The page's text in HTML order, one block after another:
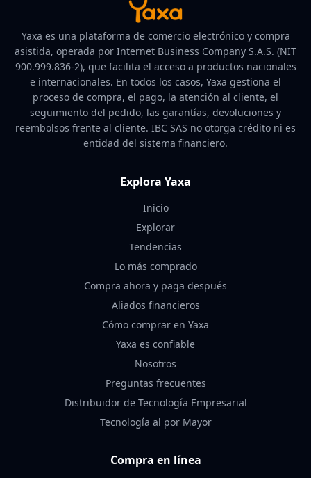
Yaxa es una plataforma de comercio electrónico y compra
asistida, operada por Internet Business Company S.A.S. (NIT
900.999.836-2), que facilita el acceso a productos nacionales
e internacionales. En todos los casos, Yaxa gestiona el
proceso de compra, el pago, la atención al cliente, el
seguimiento del pedido, las garantías, devoluciones y
reembolsos frente al cliente. IBC SAS no otorga crédito ni es
entidad del sistema financiero.
Explora Yaxa
Inicio
Explorar
Tendencias
Lo más comprado
Compra ahora y paga después
Aliados financieros
Cómo comprar en Yaxa
Yaxa es confiable
Nosotros
Preguntas frecuentes
Distribuidor de Tecnología Empresarial
Tecnología al por Mayor
Compra en línea